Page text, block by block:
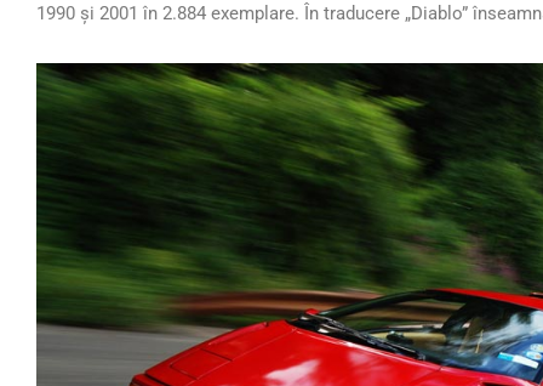
1990 și 2001 în 2.884 exemplare. În traducere „Diablo”